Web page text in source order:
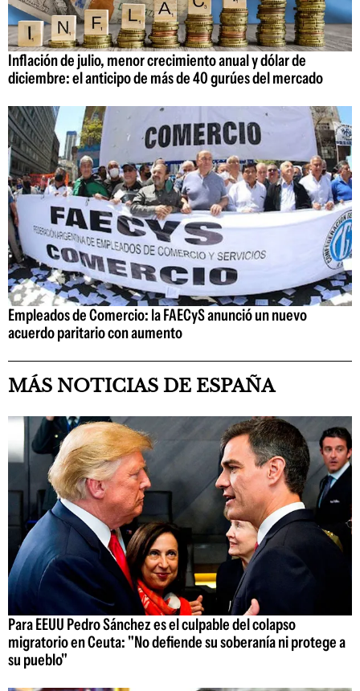
Inflación de julio, menor crecimiento anual y dólar de
diciembre: el anticipo de más de 40 gurúes del mercado
Empleados de Comercio: la FAECyS anunció un nuevo
acuerdo paritario con aumento
MÁS NOTICIAS DE ESPAÑA
Para EEUU Pedro Sánchez es el culpable del colapso
migratorio en Ceuta: "No defiende su soberanía ni protege a
su pueblo"